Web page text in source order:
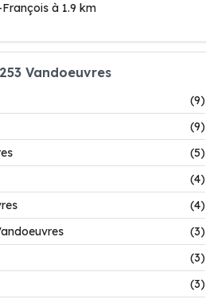
à 1.9 km
Vandoeuvres
(9)
(9)
(5)
(4)
(4)
(3)
(3)
(3)